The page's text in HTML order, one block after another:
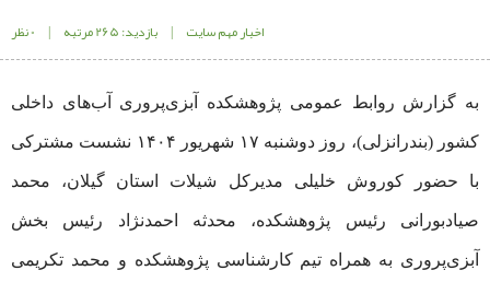
اخبار مهم سایت | بازدید: 265 مرتبه | 0 نظر
به گزارش روابط عمومی پژوهشکده آبزی‌پروری آب‌های داخلی
کشور (بندرانزلی)، روز دوشنبه ۱۷ شهریور ۱۴۰۴ نشست مشترکی
با حضور کوروش خلیلی مدیرکل شیلات استان گیلان، محمد
صیادبورانی رئیس پژوهشکده، محدثه احمدنژاد رئیس بخش
آبزی‌پروری به همراه تیم کارشناسی پژوهشکده و محمد تکریمی